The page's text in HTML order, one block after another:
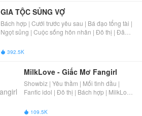
sủng
hài
hôn
nhân |
Đã Full
GIA TỘC SỦNG VỢ
Bách hợp | Cưới trước yêu sau | Bá đạo tổng tài |
Ngọt sủng | Cuộc sống hôn nhân | Đô thị | Đã
 392.5K
MilkLove - Giấc Mơ Fangirl
Showbiz | Yêu thầm | Mối tình đầu |
Fanfic idol | Đô thị | Bách hợp | MilkLove
 109.5K